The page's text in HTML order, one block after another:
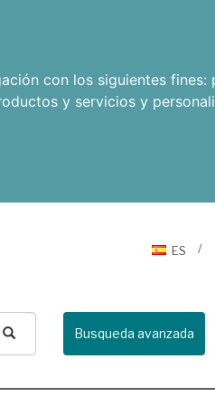
con los siguientes fines:
y servicios y
ES
Busqueda avanzada